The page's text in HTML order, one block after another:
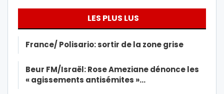
LES PLUS LUS
France/ Polisario: sortir de la zone grise
Beur FM/Israël: Rose Ameziane dénonce les
« agissements antisémites »…